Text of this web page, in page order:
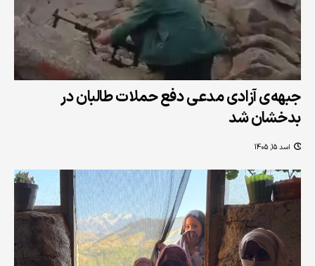
جبهه‌ی آزادی مدعی دفع حملات طالبان در
بدخشان شد
اسد 15, 1405